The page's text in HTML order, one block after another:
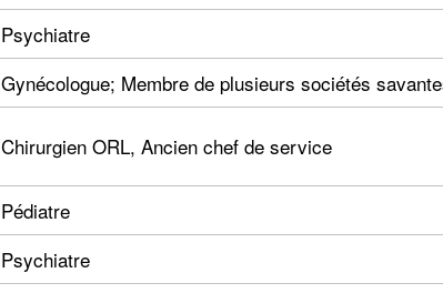
Psychiatre
Gynécologue; Membre de plusieurs sociétés
Chirurgien ORL, Ancien chef de service
Pédiatre
Psychiatre